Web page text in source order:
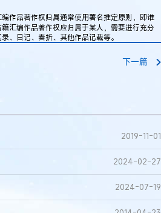
品著作权归属通常使用署名推定原则，即谁
汇编作品著作权应归属于某人，需要进行充分
、日记、奏折、其他作品记载等。
下一篇
2019-11-01
2024-02-27
2024-07-19